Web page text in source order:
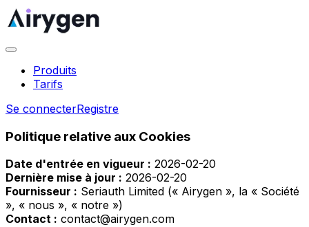
Produits
Tarifs
Se connecterRegistre
Politique relative aux Cookies
Date d'entrée en vigueur : 2026-02-20
Dernière mise à jour : 2026-02-20
Fournisseur : Seriauth Limited (« Airygen », la « Société
», « nous », « notre »)
Contact : contact@airygen.com